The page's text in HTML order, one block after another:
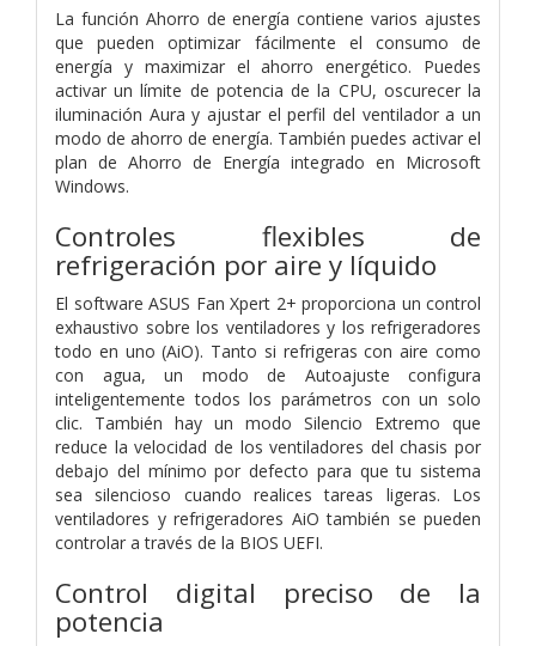
La función Ahorro de energía contiene varios ajustes
que pueden optimizar fácilmente el consumo de
energía y maximizar el ahorro energético. Puedes
activar un límite de potencia de la CPU, oscurecer la
iluminación Aura y ajustar el perfil del ventilador a un
modo de ahorro de energía. También puedes activar el
plan de Ahorro de Energía integrado en Microsoft
Windows.
Controles flexibles de
refrigeración por aire y líquido
El software ASUS Fan Xpert 2+ proporciona un control
exhaustivo sobre los ventiladores y los refrigeradores
todo en uno (AiO). Tanto si refrigeras con aire como
con agua, un modo de Autoajuste configura
inteligentemente todos los parámetros con un solo
clic. También hay un modo Silencio Extremo que
reduce la velocidad de los ventiladores del chasis por
debajo del mínimo por defecto para que tu sistema
sea silencioso cuando realices tareas ligeras. Los
ventiladores y refrigeradores AiO también se pueden
controlar a través de la BIOS UEFI.
Control digital preciso de la
potencia